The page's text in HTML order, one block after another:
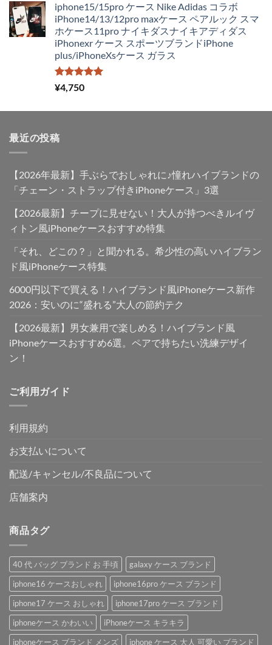
価
格
は
¥4,250
で
し
の
価
格
は
¥2,980
iphone15/15pro ケース Nike Adidas コラボ
iPhone14/13/12pro maxケース ペアルック スマ
ホケース11pro ナイキダスナイキアディダス
iPhonexr ケース スポーツブランドiPhone
plus/iPhoneXsケース ガラス
5段階中
5.00
¥4,750
最近の投稿
【2026年最新】手ぶらでおしゃれに♪憧れハイブランドの
「チェーン・ストラップ付きiPhoneケース」3選
【2026最新】チープに見せない！大人が持つべきルイヴ
ィトン風iPhoneケースおすすめ特集
「それ、どこの？」と聞かれる。希少性の高いハイブラン
ド風iPhoneケース特集
6000円以下で買える！ハイブランド風iPhoneケース新作
2026：安いのに“盛れる”大人の節約テク
【2026最新】男女兼用で楽しめる！ハイブランド風
iPhoneケースおすすめ6選。ペアで持ちたい洗練デザイ
ン！
ご利用ガイド
利用規約
お支払いについて
配送/キャンセル/不良品について
店舗案内
商品タグ
40 代 バッグ ブランド お 手頃
galaxy ケース ブランド
iphone16 ケースおしゃれ
iphone16pro ケース ブランド
iphone17 ケース おしゃれ
iphone17pro ケース ブランド
iphoneケース かわいい
iPhoneケース キラキラ
iphoneケース ブランド メンズ
iphone ケース 大人 可愛い ブランド